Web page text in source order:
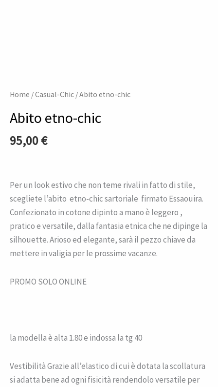
Home /Casual-Chic / Abito etno-chic
Abito etno-chic
95,00€
Per un look estivo che non teme rivali in fatto di stile,
scegliete l’abito etno-chic sartoriale firmato Essaouira.
Confezionato in cotone dipinto a mano è leggero ,
pratico e versatile, dalla fantasia etnica che ne dipinge la
silhouette. Arioso ed elegante, sarà il pezzo chiave da
mettere in valigia per le prossime vacanze.
PROMO SOLO ONLINE
la modella è alta 1.80 e indossa la tg 40
Vestibilità Grazie all’elastico di cui è dotata la scollatura
si adatta bene ad ogni fisicità rendendolo versatile per